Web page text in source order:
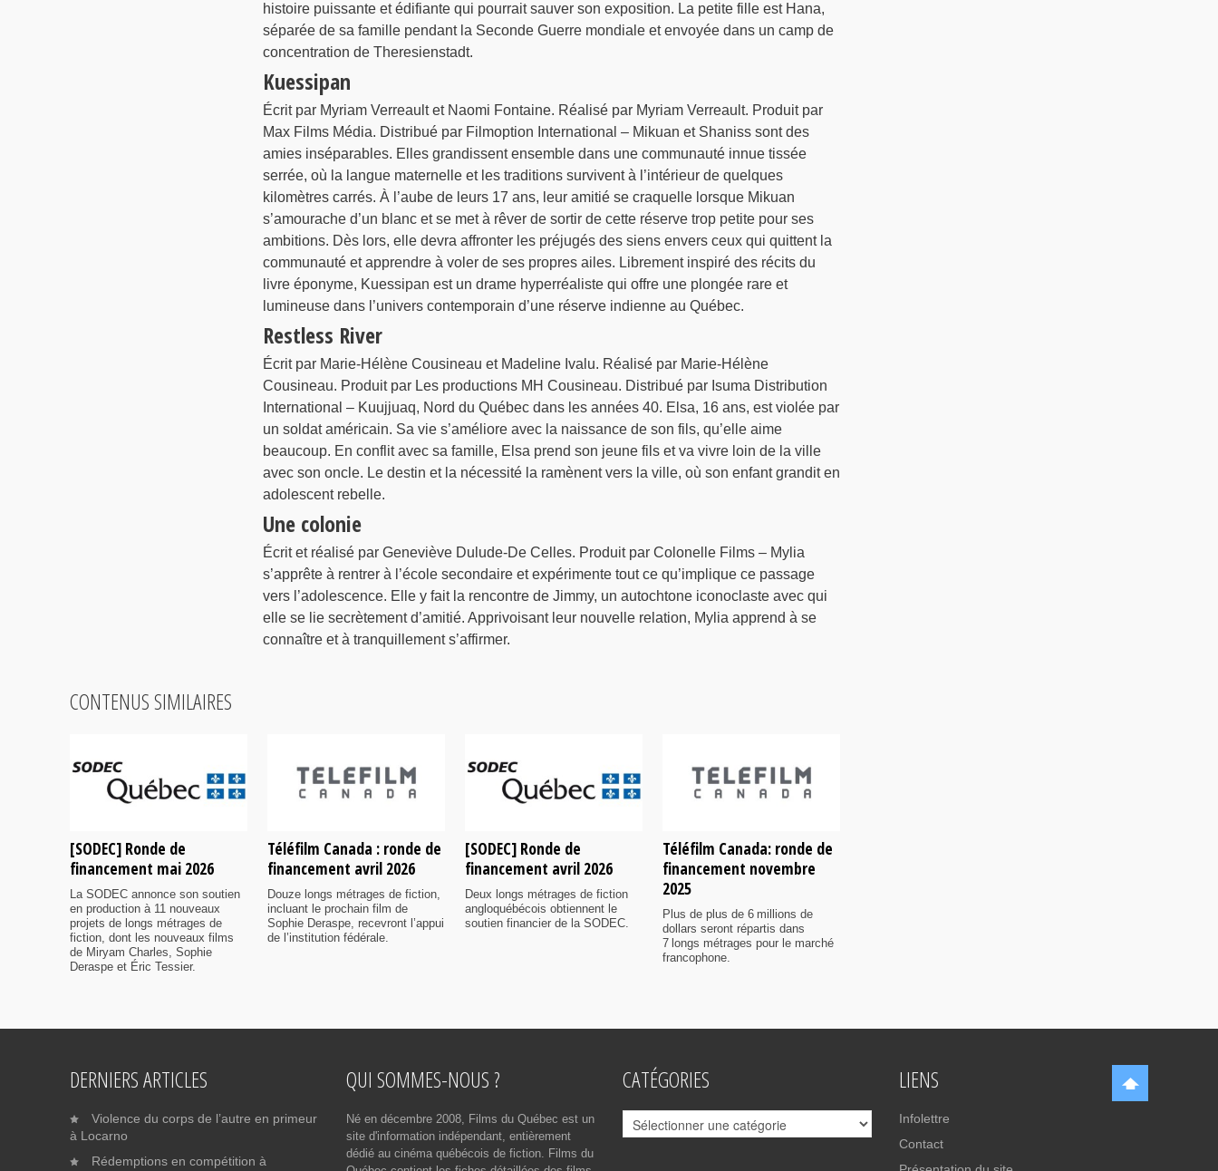
histoire puissante et édifiante qui pourrait sauver son exposition. La petite fille est Hana,
séparée de sa famille pendant la Seconde Guerre mondiale et envoyée dans un camp de
concentration de Theresienstadt.
Kuessipan
Écrit par Myriam Verreault et Naomi Fontaine. Réalisé par Myriam Verreault. Produit par
Max Films Média. Distribué par Filmoption International – Mikuan et Shaniss sont des
amies inséparables. Elles grandissent ensemble dans une communauté innue tissée
serrée, où la langue maternelle et les traditions survivent à l’intérieur de quelques
kilomètres carrés. À l’aube de leurs 17 ans, leur amitié se craquelle lorsque Mikuan
s’amourache d’un blanc et se met à rêver de sortir de cette réserve trop petite pour ses
ambitions. Dès lors, elle devra affronter les préjugés des siens envers ceux qui quittent la
communauté et apprendre à voler de ses propres ailes. Librement inspiré des récits du
livre éponyme, Kuessipan est un drame hyperréaliste qui offre une plongée rare et
lumineuse dans l’univers contemporain d’une réserve indienne au Québec.
Restless River
Écrit par Marie-Hélène Cousineau et Madeline Ivalu. Réalisé par Marie-Hélène
Cousineau. Produit par Les productions MH Cousineau. Distribué par Isuma Distribution
International – Kuujjuaq, Nord du Québec dans les années 40. Elsa, 16 ans, est violée par
un soldat américain. Sa vie s’améliore avec la naissance de son fils, qu’elle aime
beaucoup. En conflit avec sa famille, Elsa prend son jeune fils et va vivre loin de la ville
avec son oncle. Le destin et la nécessité la ramènent vers la ville, où son enfant grandit en
adolescent rebelle.
Une colonie
Écrit et réalisé par Geneviève Dulude-De Celles. Produit par Colonelle Films – Mylia
s’apprête à rentrer à l’école secondaire et expérimente tout ce qu’implique ce passage
vers l’adolescence. Elle y fait la rencontre de Jimmy, un autochtone iconoclaste avec qui
elle se lie secrètement d’amitié. Apprivoisant leur nouvelle relation, Mylia apprend à se
connaître et à tranquillement s’affirmer.
CONTENUS SIMILAIRES
[SODEC] Ronde de
financement mai 2026
La SODEC annonce son soutien
en production à 11 nouveaux
projets de longs métrages de
fiction, dont les nouveaux films
de Miryam Charles, Sophie
Deraspe et Éric Tessier.
Téléfilm Canada : ronde de
financement avril 2026
Douze longs métrages de fiction,
incluant le prochain film de
Sophie Deraspe, recevront l’appui
de l’institution fédérale.
[SODEC] Ronde de
financement avril 2026
Deux longs métrages de fiction
angloquébécois obtiennent le
soutien financier de la SODEC.
Téléfilm Canada: ronde de
financement novembre
2025
Plus de plus de 6 millions de
dollars seront répartis dans
7 longs métrages pour le marché
francophone.
DERNIERS ARTICLES
Violence du corps de l’autre en primeur
à Locarno
Rédemptions en compétition à
QUI SOMMES-NOUS ?
Né en décembre 2008, Films du Québec est un
site d'information indépendant, entièrement
dédié au cinéma québécois de fiction. Films du
CATÉGORIES
Catégories
LIENS
Infolettre
Contact